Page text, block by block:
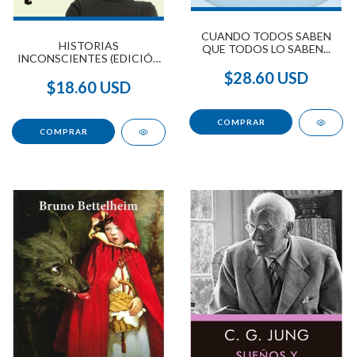
HISTORIAS
INCONSCIENTES (EDICIÓN
$18.60 USD
CUANDO TODOS SABEN
QUE TODOS LO SABEN...
$28.60 USD